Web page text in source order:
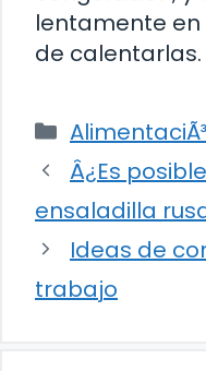
lentamente
de calentarlas.
Categorías
Â¿Es
ensaladilla
Ideas de
trabajo